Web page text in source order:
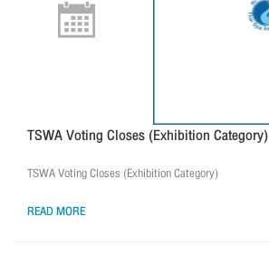
TSWA Voting Closes (Exhibition Category)
TSWA Voting Closes (Exhibition Category)
READ MORE